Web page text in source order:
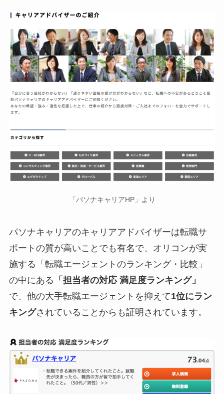
「パソナキャリアHP」より
パソナキャリアのキャリアアドバイザーは転職サ
ポートの質が高いことでも有名で、オリコンが実
施する「転職エージェントのランキング・比較」
の中にある 「担当者の対応 満足度ランキング」
で、他の大手転職エージェントを抑えて1位にラン
キングされていることからも証明されています。